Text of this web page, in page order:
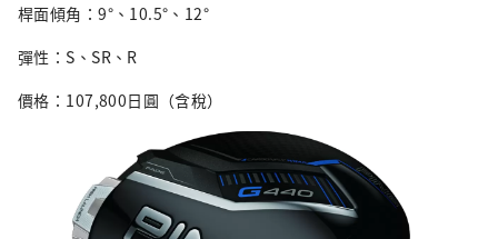
桿面傾角：9°、10.5°、12°
彈性：S、SR、R
價格：107,800日圓（含稅）